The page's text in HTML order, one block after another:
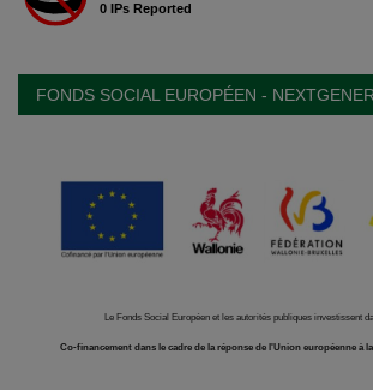
FONDS SOCIAL EUROPÉEN -
Le Fonds Social Européen et les autorités publiques investissent
Co-financement dans le cadre de la réponse de l'Union européenne à